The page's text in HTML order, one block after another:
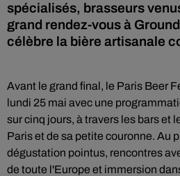
spécialisés, brasseurs
grand rendez-vous à
célèbre la bière artisanale
Avant le grand final, le Paris Beer
lundi 25 mai avec une
sur cinq jours, à travers les bars et
Paris et de sa petite couronne. Au
dégustation pointus, rencontres
de toute l'Europe et immersion